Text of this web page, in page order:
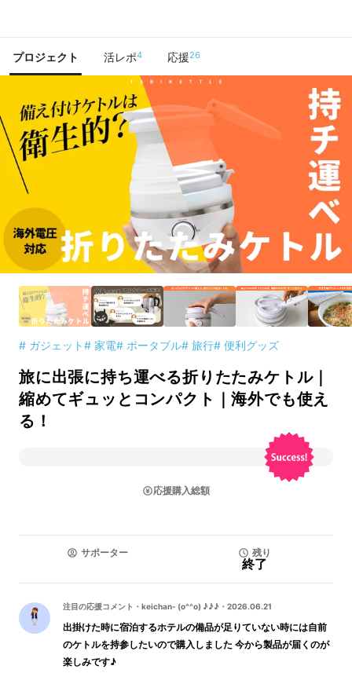
プロジェクト 活レポ4 応援26
# ガジェット# 家電# ポータブル# 旅行# 便利グッズ
旅に出張に持ち運べる折りたたみケトル｜
縮めてギュッとコンパクト｜海外でも使え
る！
応援購入総額
サポーター 残り
終了
注目の応援コメント ・ keichan- (o^^o) ♪♪♪ ・ 2026.06.21
出掛けた時に宿泊するホテルの備品が足りていない時には自前
のケトルを持参したいので購入しました 今から製品が届くのが
楽しみです♪